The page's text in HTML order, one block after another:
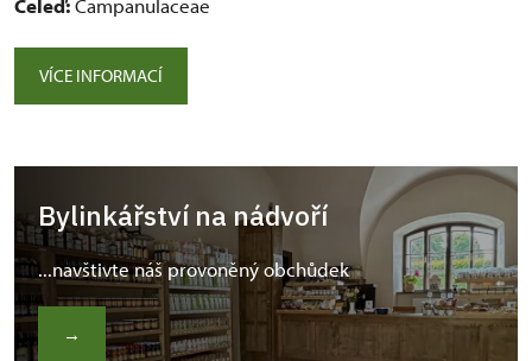
Čeleď:Campanulaceae
VÍCE INFORMACÍ
Bylinkářství na nádvoří
...navštivte náš provoněný obchůdek
→